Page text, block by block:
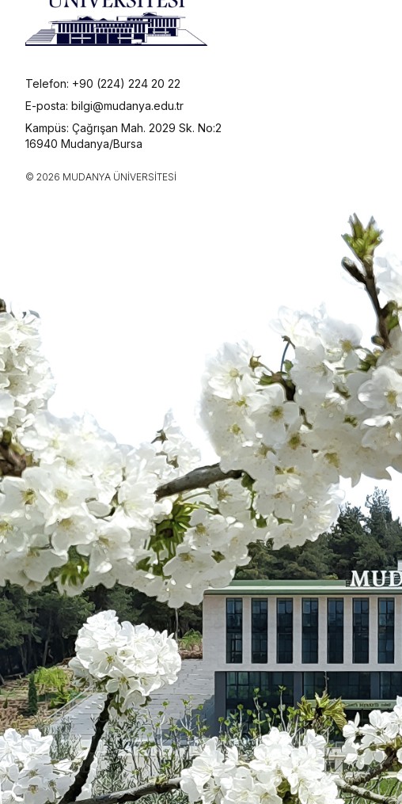
Telefon: +90 (224) 224 20 22
E-posta: bilgi@mudanya.edu.tr
Kampüs: Çağrışan Mah. 2029 Sk. No:2
16940 Mudanya/Bursa
© 2026 MUDANYA ÜNIVERSITESI